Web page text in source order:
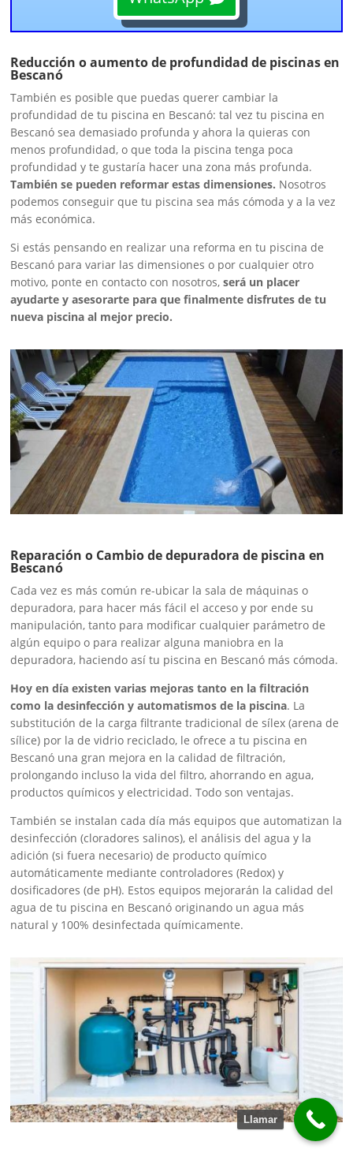
Reducción o aumento de profundidad de piscinas en
Bescanó
También es posible que puedas querer cambiar la
profundidad de tu piscina en Bescanó: tal vez tu piscina en
Bescanó sea demasiado profunda y ahora la quieras con
menos profundidad, o que toda la piscina tenga poca
profundidad y te gustaría hacer una zona más profunda.
También se pueden reformar estas dimensiones. Nosotros
podemos conseguir que tu piscina sea más cómoda y a la vez
más económica.
Si estás pensando en realizar una reforma en tu piscina de
Bescanó para variar las dimensiones o por cualquier otro
motivo, ponte en contacto con nosotros,será un placer
ayudarte y asesorarte para que finalmente disfrutes de tu
nueva piscina al mejor precio.
Reparación o Cambio de depuradora de piscina en
Bescanó
Cada vez es más común re-ubicar la sala de máquinas o
depuradora, para hacer más fácil el acceso y por ende su
manipulación, tanto para modificar cualquier parámetro de
algún equipo o para realizar alguna maniobra en la
depuradora, haciendo así tu piscina en Bescanó más cómoda.
Hoy en día existen varias mejoras tanto en la filtración
como la desinfección y automatismos de la piscina. La
substitución de la carga filtrante tradicional de sílex (arena de
sílice) por la de vidrio reciclado, le ofrece a tu piscina en
Bescanó una gran mejora en la calidad de filtración,
prolongando incluso la vida del filtro, ahorrando en agua,
productos químicos y electricidad. Todo son ventajas.
También se instalan cada día más equipos que automatizan la
desinfección (cloradores salinos), el análisis del agua y la
adición (si fuera necesario) de producto químico
automáticamente mediante controladores (Redox) y
dosificadores (de pH). Estos equipos mejorarán la calidad del
agua de tu piscina en Bescanó originando un agua más
natural y 100% desinfectada químicamente.
Llamar